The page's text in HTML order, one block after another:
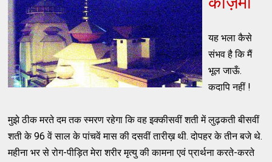
यह भला कैसे
संभव है कि मैं
भूल जाऊँ.
कदापि नहीं !
मुझे ठीक मरते दम तक स्मरण रहेगा कि वह इक्कीसवीं शती में लुढ़कती बीसवीं
शती के 96 वें साल के पांचवें मास की दसवीं तारीख़ थी. दोपहर के तीन बजे थे.
महीना भर से रोग-पीड़ित मेरा शरीर मृत्यु की कामना एवं प्रार्थना करते-करते